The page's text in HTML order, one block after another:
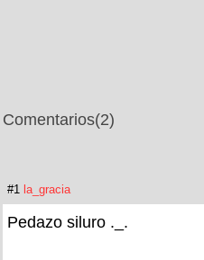
Comentarios(2)
#1 la_gracia
Pedazo siluro ._.